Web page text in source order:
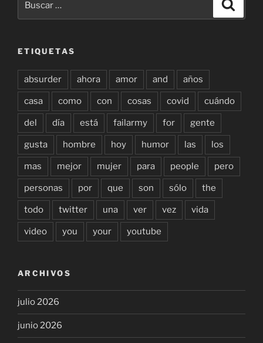
ETIQUETAS
absurder ahora amor and años
casa como con cosas covid cuándo
del día está failarmy for gente
gusta hombre hoy humor las los
mas mejor mujer para people pero
personas por que son sólo the
todo twitter una ver vez vida
video you your youtube
ARCHIVOS
julio 2026
junio 2026